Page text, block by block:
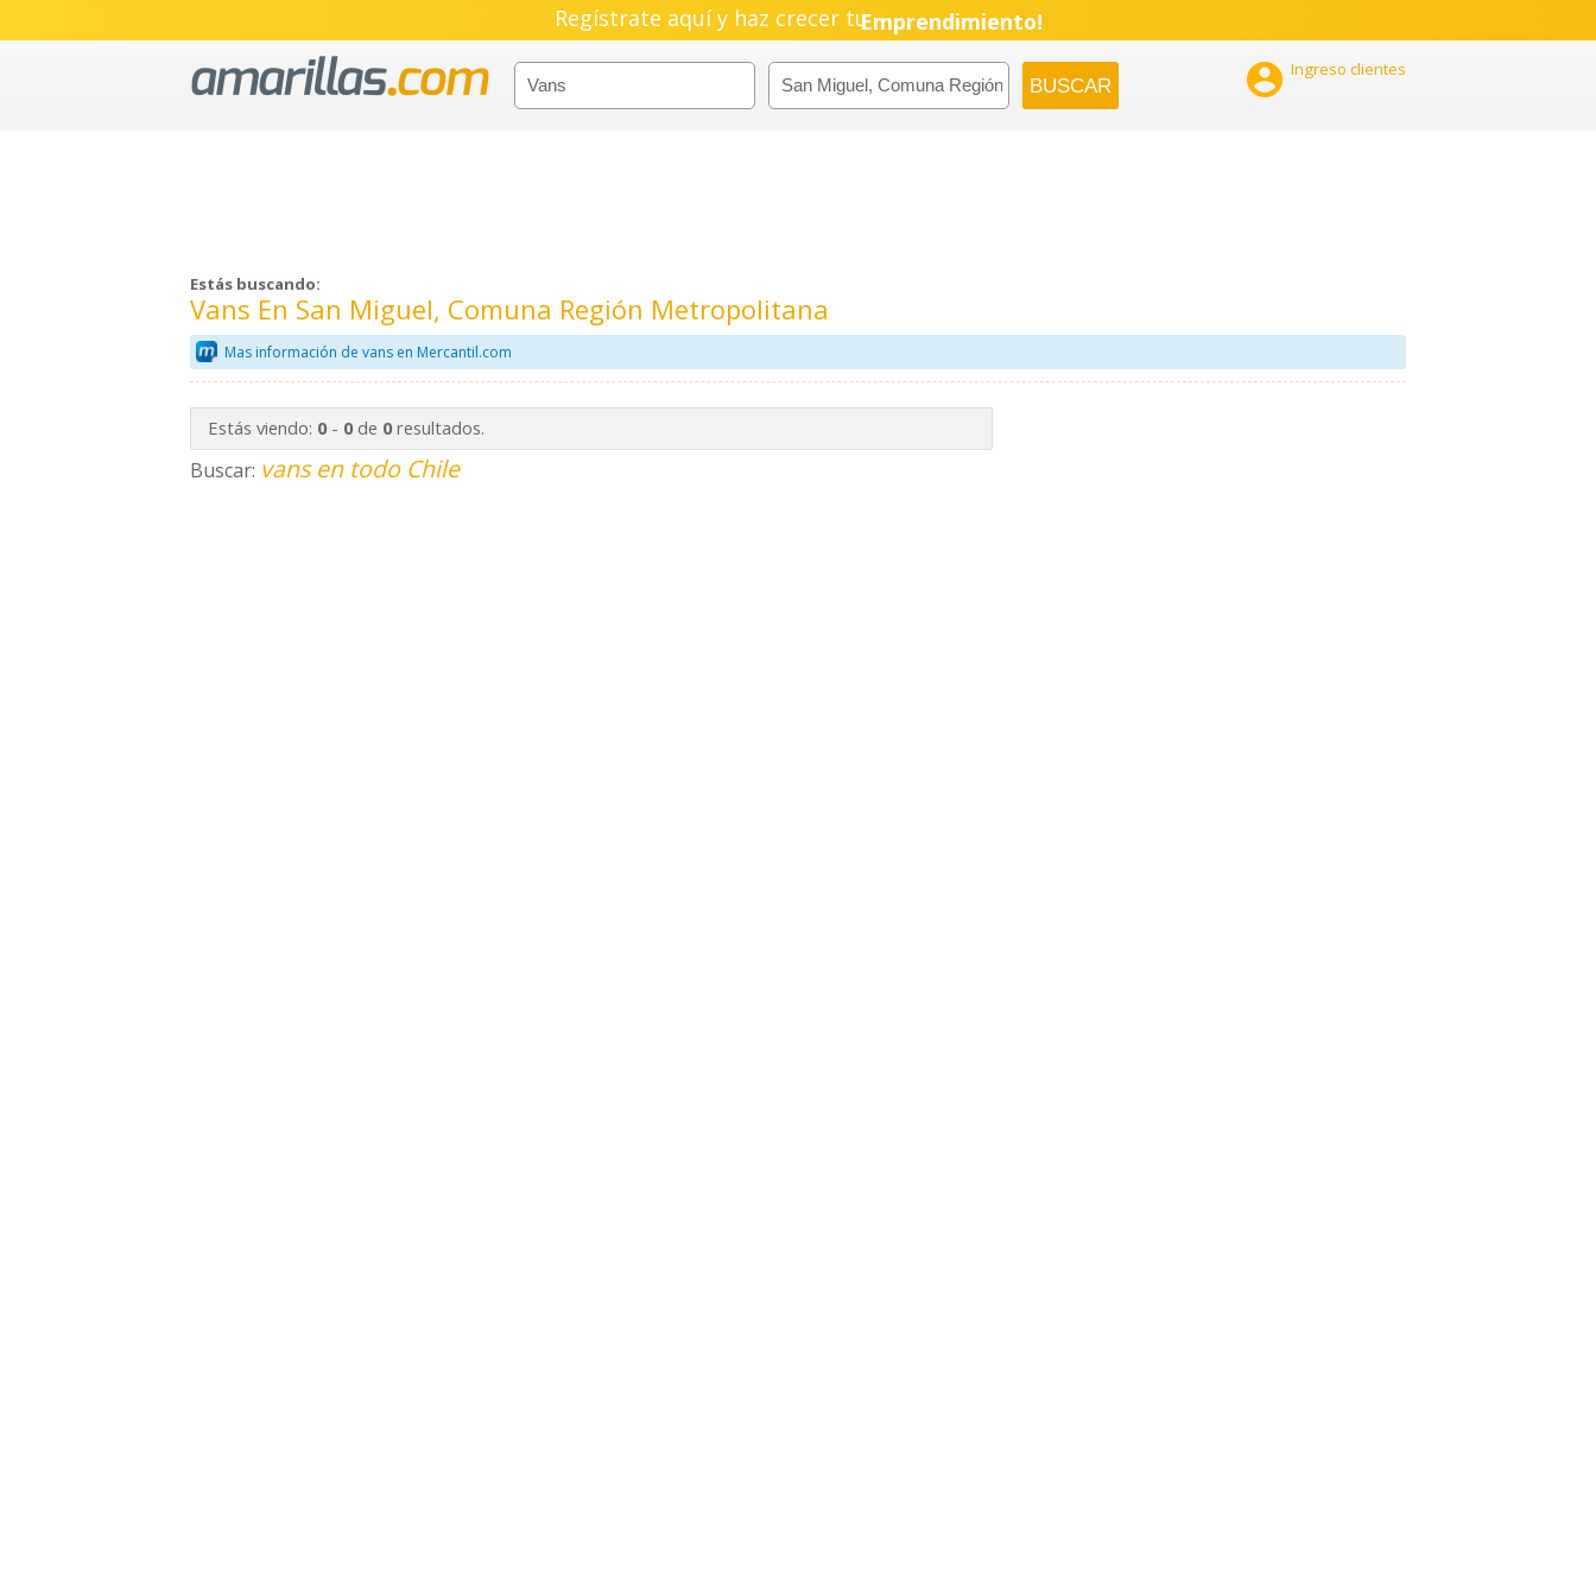
Regístrate aquí y haz crecer tuEmprendimiento!
 Ingreso clientes
Estás buscando:
Vans En San Miguel, Comuna Región Metropolitana
Mas información de vans en Mercantil.com
Estás viendo: 0- 0de 0resultados.
Buscar: vans en todo Chile